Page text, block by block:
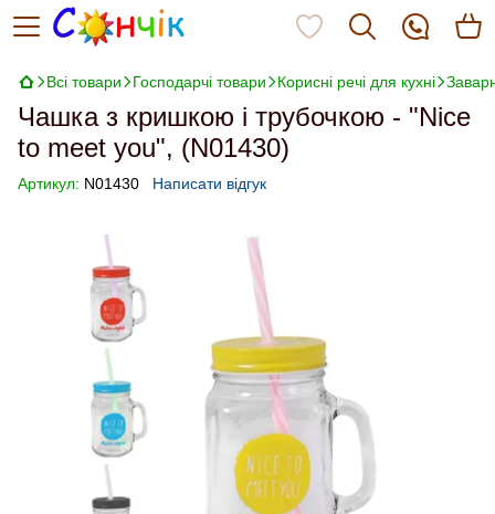
Всі товари Господарчі товари Корисні речі для кухні
Чашка з кришкою і трубочкою - "Nice
to meet you", (N01430)
Артикул: N01430 Написати відгук